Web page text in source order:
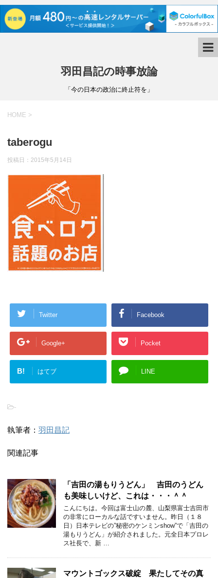
羽田昌記の時事放論
「今の日本の政治に終止符を」
HOME >
taberogu
投稿日： 2015年5月14日
Twitter Facebook
Google+ Pocket
B! はてブ LINE
-
執筆者： 羽田昌記
関連記事
「吉田の湯もりうどん」 吉田のうどん
も美味しいけど、これは・・・＾＾
こんにちは。今回は富士山の麓、山梨県富士吉田市
の非常にローカルな話ですいません。昨日（１８
日）日本テレビの”秘密のケンミンshow”で「吉田の
湯もりうどん」が紹介されました。元全日本プロレ
ス社長で、新 …
マウントゴックス破綻 果たしてその真